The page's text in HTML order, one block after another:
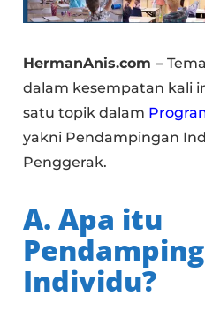
HermanAnis.com –
dalam kesempatan kali
satu topik dalam
yakni Pendampingan
Penggerak.
A. Apa itu
Individu?